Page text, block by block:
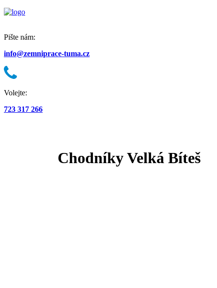
Pište nám:
info@zemniprace-tuma.cz
Volejte:
723 317 266
Chodníky Velká Bíteš